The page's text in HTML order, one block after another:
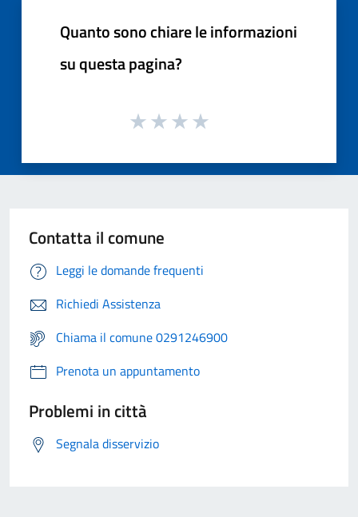
Quanto sono chiare le informazioni
su questa pagina?
Contatta il comune
Leggi le domande frequenti
Richiedi Assistenza
Chiama il comune 0291246900
Prenota un appuntamento
Problemi in città
Segnala disservizio